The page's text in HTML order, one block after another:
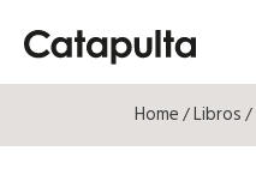
Home/Libros/